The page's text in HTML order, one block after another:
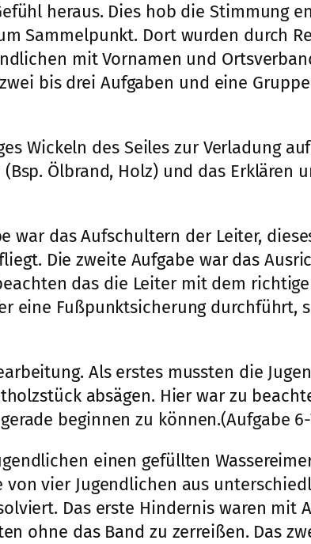
heraus. Dies hob die Stimmung
Sammelpunkt. Dort wurden durch
mit Vornamen und
bis drei Aufgaben und eine
Wickeln des Seiles zur Verladung
Ölbrand, Holz) und das Erklären
war das Aufschultern der Leiter,
Die zweite Aufgabe war das
das die Leiter mit dem
eine Fußpunktsicherung durchführt,
Als erstes mussten die
absägen. Hier war zu
beginnen zu können.(Aufgabe
einen gefüllten
vier Jugendlichen aus
Das erste Hindernis waren mit
ohne das Band zu zerreißen. Das